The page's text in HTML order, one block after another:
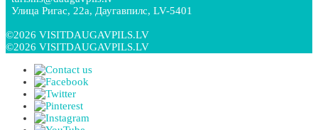
Улица Ригас, 22a, Даугавпилс, LV-5401
©2026 VISITDAUGAVPILS.LV
©2026 VISITDAUGAVPILS.LV